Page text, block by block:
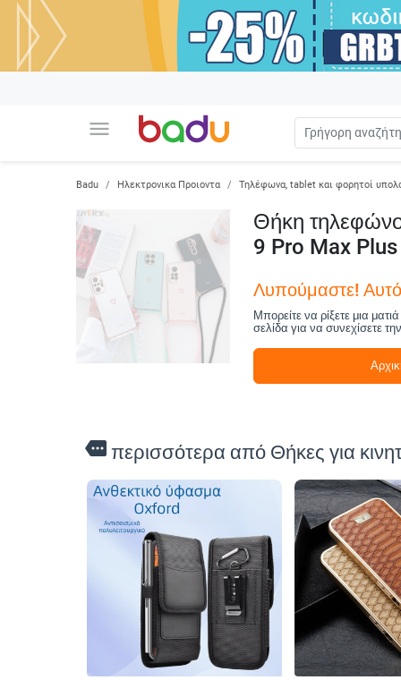
menu
Badu Ηλεκτρονικα Προιοντα Τηλέφωνα, tablet και φορητοί
Θήκη
9 Pro Max
Λυπούμαστε! Αυτό
Μπορείτε να ρίξετε μια
σελίδα για να συνεχίσετε
more περισσότερα από Θήκες για